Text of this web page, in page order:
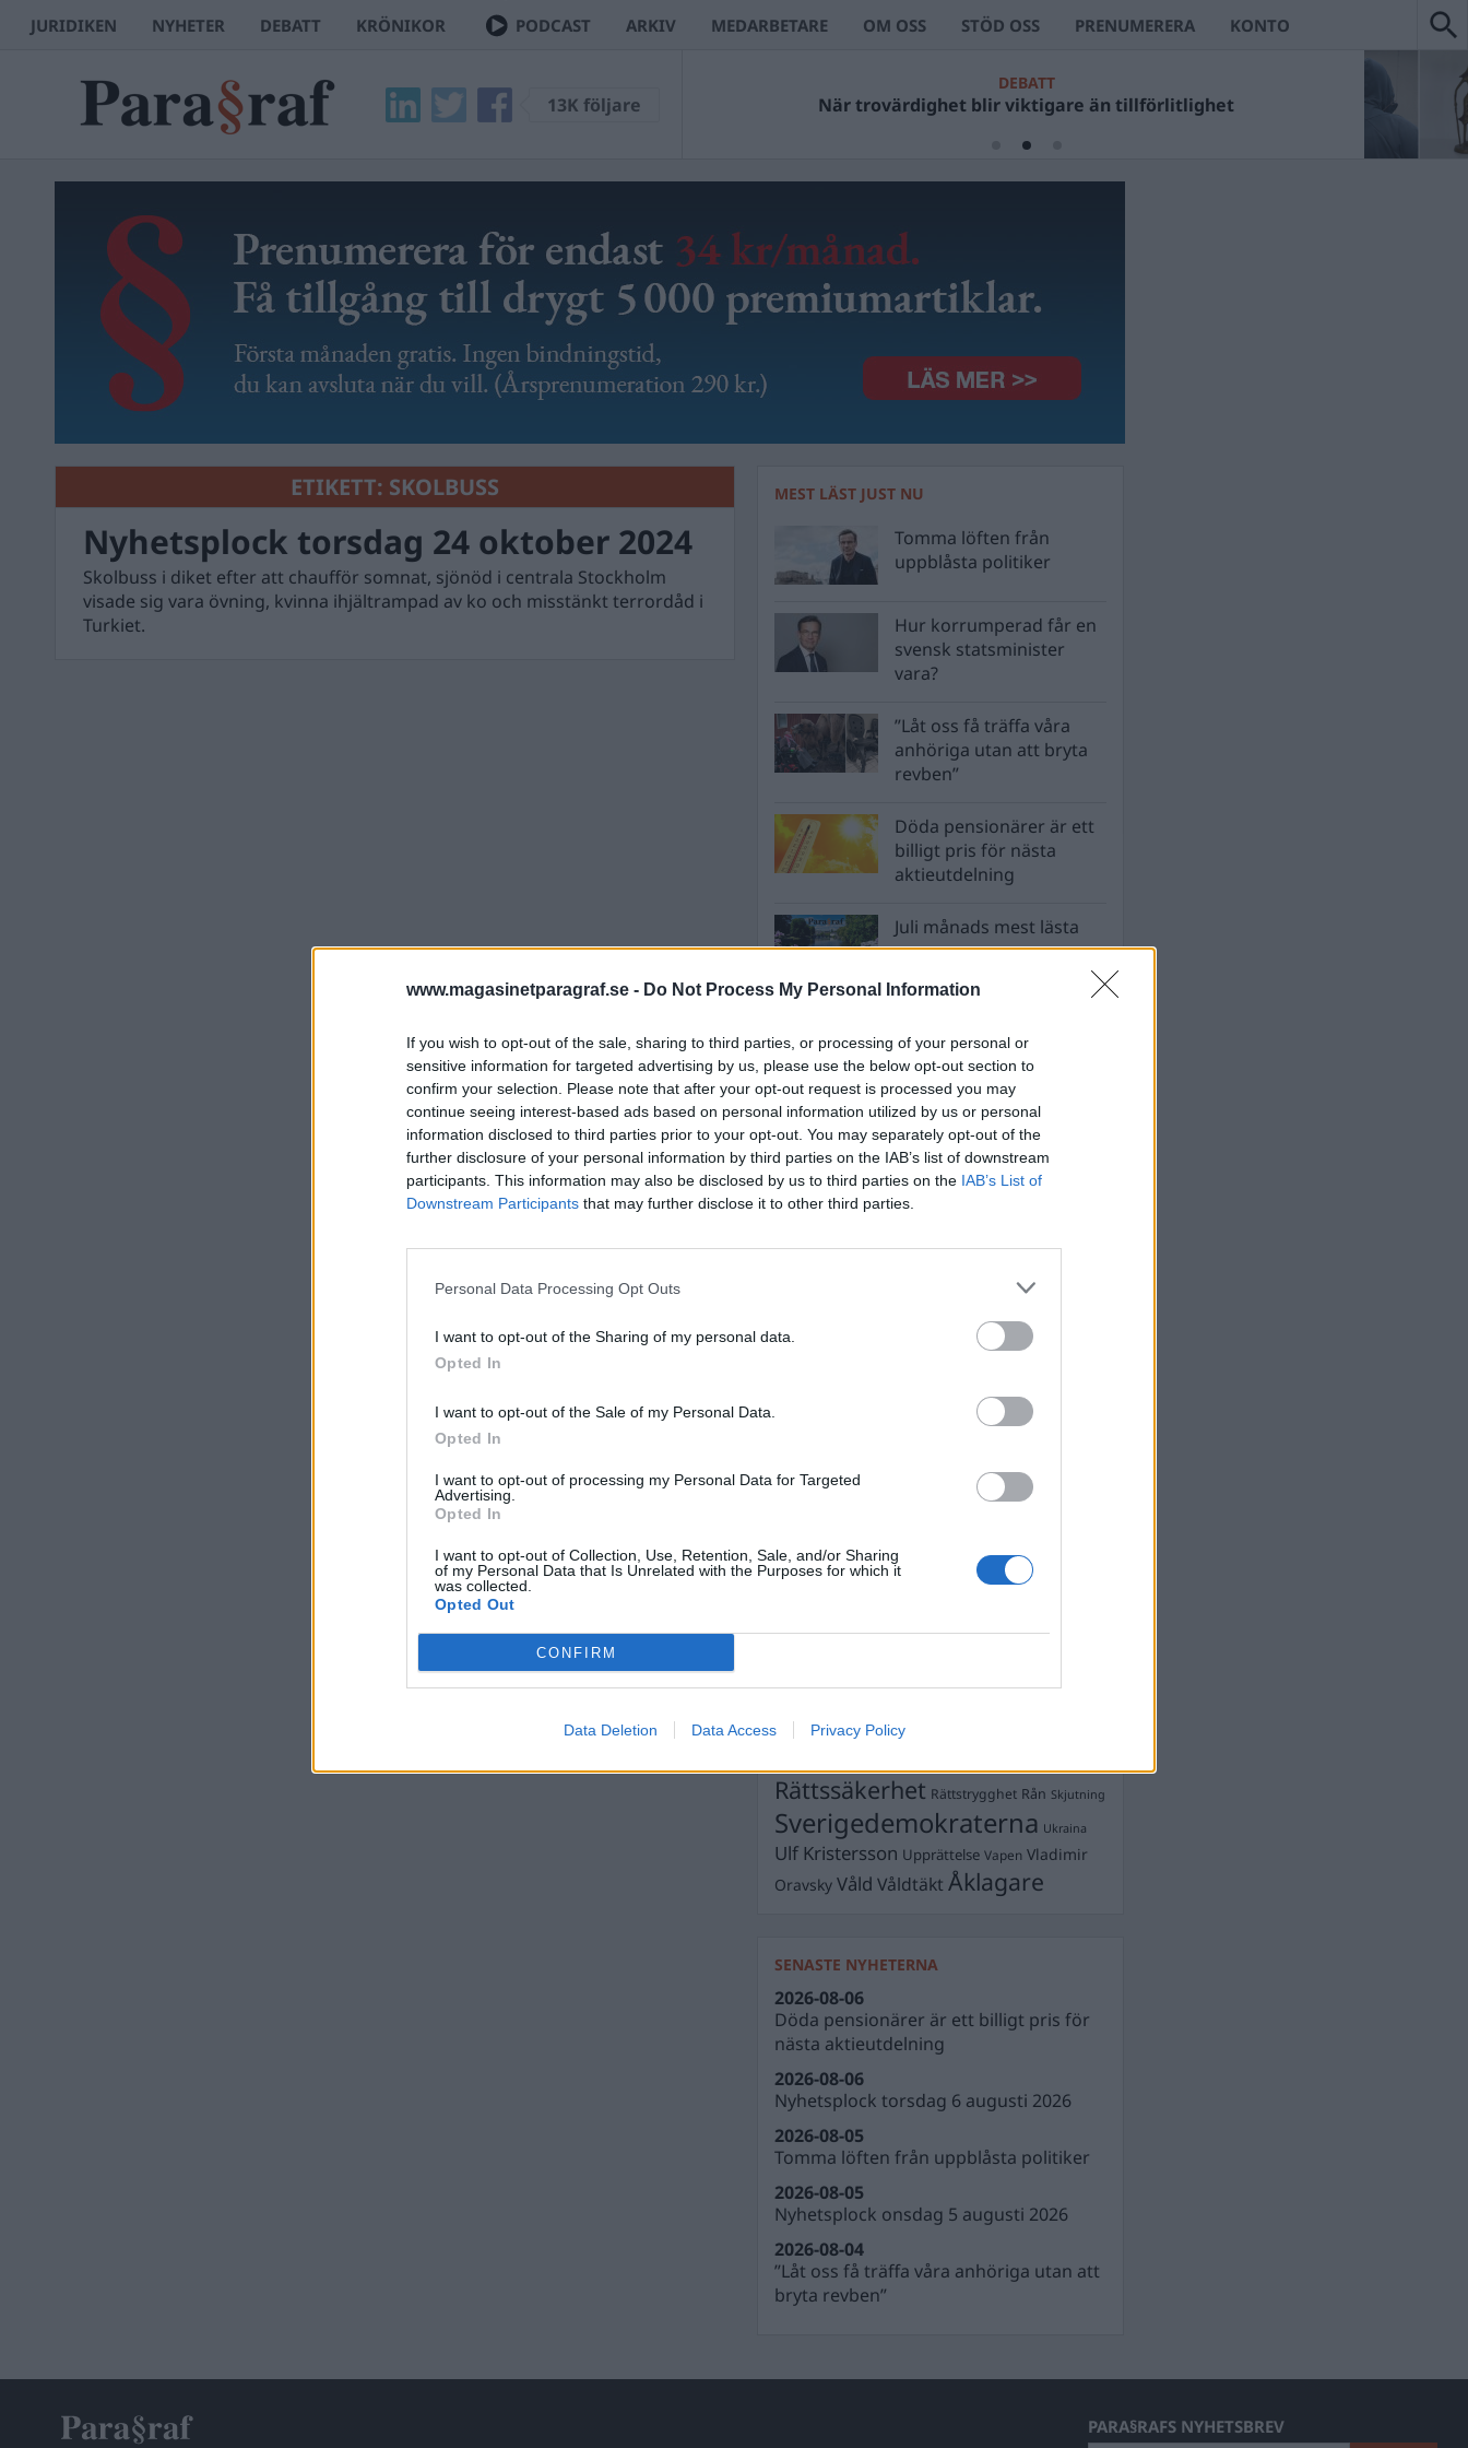
www.magasinetparagraf.se - Do Not Process My Personal Information
If you wish to opt-out of the sale, sharing to third parties, or processing of your personal or
sensitive information for targeted advertising by us, please use the below opt-out section to
confirm your selection. Please note that after your opt-out request is processed you may
continue seeing interest-based ads based on personal information utilized by us or personal
information disclosed to third parties prior to your opt-out. You may separately opt-out of the
further disclosure of your personal information by third parties on the IAB’s list of downstream
participants. This information may also be disclosed by us to third parties on the IAB’s List of
Downstream Participants that may further disclose it to other third parties.
Personal Data Processing Opt Outs
I want to opt-out of the Sharing of my personal data.
Opted In
I want to opt-out of the Sale of my Personal Data.
Opted In
I want to opt-out of processing my Personal Data for Targeted
Advertising.
Opted In
I want to opt-out of Collection, Use, Retention, Sale, and/or Sharing
of my Personal Data that Is Unrelated with the Purposes for which it
was collected.
Opted Out
CONFIRM
Data Deletion Data Access Privacy Policy
JURIDIKEN NYHETER DEBATT KRÖNIKOR PODCAST ARKIV MEDARBETARE OM OSS STÖD OSS PRENUMERERA KONTO
13K följare
DEBATT
När trovärdighet blir viktigare än tillförlitlighet
ETIKETT: SKOLBUSS
Nyhetsplock torsdag 24 oktober 2024
Skolbuss i diket efter att chaufför somnat, sjönöd i centrala Stockholm
visade sig vara övning, kvinna ihjältrampad av ko och misstänkt terrordåd i
Turkiet.
MEST LÄST JUST NU
Tomma löften från
uppblåsta politiker
Hur korrumperad får en
svensk statsminister
vara?
”Låt oss få träffa våra
anhöriga utan att bryta
revben”
Döda pensionärer är ett
billigt pris för nästa
aktieutdelning
Juli månads mest lästa
STÖD OSS
Stöd Para§rafs bevakning av högerextremismen
PRENUMERERA PÅ PARA§RAFS NYHETSBREV
Andreas
Börje R P Carlsson
Dick Sundevall
Ebba Busch
Jimmie Åkesson Kokainmålet
LagarMichael Pålsson
Mordförsök Nilsson-Larancuent
Silventoinen Petter Inedahl
Rättssäkerhet Rättstrygghet Rån Skjutning
Sverigedemokraterna Ukraina
Ulf Kristersson Upprättelse Vapen Vladimir
Oravsky Våld Våldtäkt Åklagare
SENASTE NYHETERNA
Döda pensionärer är ett billigt pris för
nästa aktieutdelning
2026-08-06
Nyhetsplock torsdag 6 augusti 2026
2026-08-06
Tomma löften från uppblåsta politiker
2026-08-05
Nyhetsplock onsdag 5 augusti 2026
2026-08-05
”Låt oss få träffa våra anhöriga utan att
bryta revben”
2026-08-04
PARA§RAFS NYHETSBREV